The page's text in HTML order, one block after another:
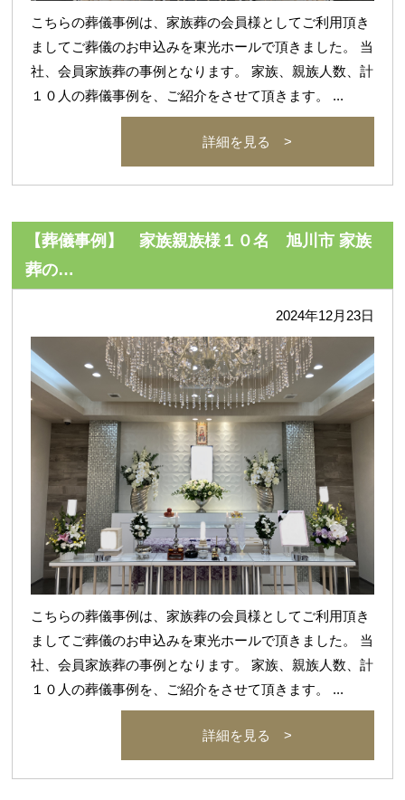
こちらの葬儀事例は、家族葬の会員様としてご利用頂き
ましてご葬儀のお申込みを東光ホールで頂きました。 当
社、会員家族葬の事例となります。 家族、親族人数、計
１０人の葬儀事例を、ご紹介をさせて頂きます。 ...
詳細を見る >
【葬儀事例】 家族親族様１０名 旭川市 家族
葬の…
2024年12月23日
こちらの葬儀事例は、家族葬の会員様としてご利用頂き
ましてご葬儀のお申込みを東光ホールで頂きました。 当
社、会員家族葬の事例となります。 家族、親族人数、計
１０人の葬儀事例を、ご紹介をさせて頂きます。 ...
詳細を見る >